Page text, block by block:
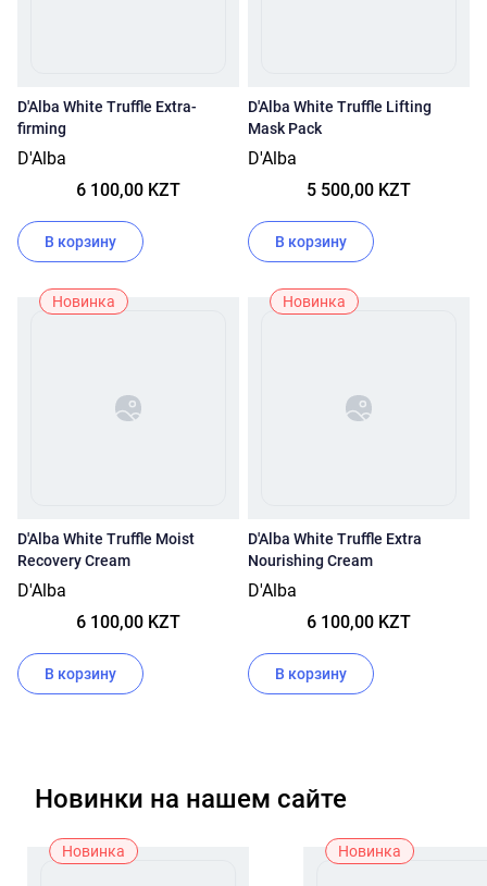
D'Alba White Truffle Extra-
firming
D'Alba
6 100,00 KZT
В корзину
D'Alba White Truffle Lifting
Mask Pack
D'Alba
5 500,00 KZT
В корзину
Новинка
D'Alba White Truffle Moist
Recovery Cream
D'Alba
6 100,00 KZT
В корзину
Новинка
D'Alba White Truffle Extra
Nourishing Cream
D'Alba
6 100,00 KZT
В корзину
Новинки на нашем сайте
Новинка Новинка